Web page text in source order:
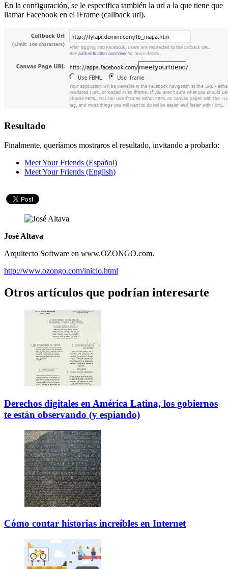
En la configuración, se le especifica también la url a la que tiene que
llamar Facebook en el iFrame (callback url).
Resultado
Finalmente, queríamos mostraros el resultado, invitando a probarlo:
Meet Your Friends (Español)
Meet Your Friends (English)
José Altava
Arquitecto Software en www.OZONGO.com.
http://www.ozongo.com/inicio.html
Otros artículos que podrían interesarte
Derechos digitales en América Latina, los gobiernos
te están observando (y espiando)
Cómo contar historias increíbles en Internet